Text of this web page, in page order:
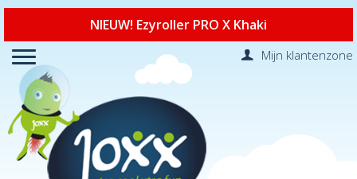
NIEUW! Ezyroller PRO X Khaki
Mijn klantenzone